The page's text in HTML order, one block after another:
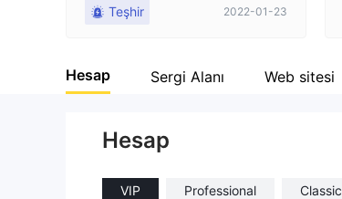
Teşhir 2022-01-23
Hesap Sergi Alanı Web sitesi
Hesap
VIP Professional Classic